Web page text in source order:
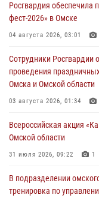
Росгвардия обеспечила
фест-2026» в Омске
04 августа 2026, 03:01
Сотрудники Росгвардии
проведения
Омска и Омской области
03 августа 2026, 01:34
Всероссийская акция
Омской области
31 июля 2026, 09:22 1
В подразделении
тренировка по